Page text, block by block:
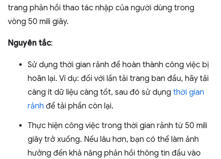
trang phản hồi thao tác nhập của người dùng trong
vòng 50 mili giây.
Nguyên tắc:
Sử dụng thời gian rảnh để hoàn thành công việc bị
hoãn lại. Ví dụ: đối với lần tải trang ban đầu, hãy tải
càng ít dữ liệu càng tốt, sau đó sử dụng thời gian
rảnh để tải phần còn lại.
Thực hiện công việc trong thời gian rảnh từ 50 mili
giây trở xuống. Nếu lâu hơn, bạn có thể làm ảnh
hưởng đến khả năng phản hồi thông tin đầu vào